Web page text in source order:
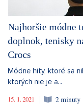
Najhoršie módne
doplnok, tenisky
Crocs
Módne hity, ktoré sa
ktorých nie je a...
15. 1. 2021
2 minuty